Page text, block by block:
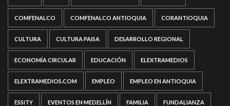
COMFENALCO COMFENALCO ANTIOQUIA CORANTIOQUIA
CULTURA CULTURA PAISA DESARROLLO REGIONAL
ECONOMÍA CIRCULAR EDUCACIÓN ELEXTRAMEDIOS
ELEXTRAMEDIOS.COM EMPLEO EMPLEO EN ANTIOQUIA
ESSITY EVENTOS EN MEDELLÍN FAMILIA FUNDALIANZA